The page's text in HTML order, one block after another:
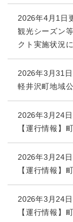
2026年4月1日
観光シーズン
クト実施状況
2026年3月31
軽井沢町地域
2026年3月24
【運行情報】
2026年3月24
【運行情報】
2026年3月24
【運行情報】